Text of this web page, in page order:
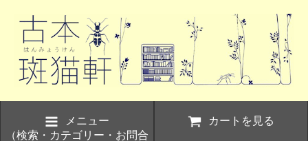
メニュー
（検索・カテゴリー・お問合
カートを見る